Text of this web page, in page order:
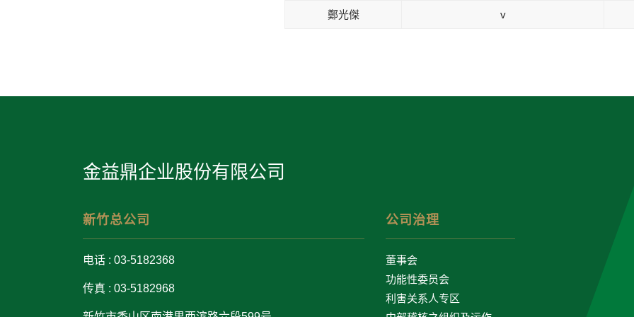
鄭光傑 v
金益鼎企业股份有限公司
新竹总公司
电话 : 03-5182368
传真 : 03-5182968
公司治理
董事会
功能性委员会
利害关系人专区